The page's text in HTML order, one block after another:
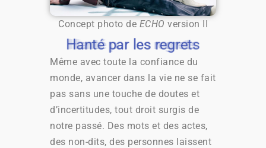
Concept photo de ECHO version II
Hanté par les regrets
Hanté par les regrets
Hanté par les regrets
Hanté par les regrets
Même avec toute la confiance du
monde, avancer dans la vie ne se fait
pas sans une touche de doutes et
d’incertitudes, tout droit surgis de
notre passé. Des mots et des actes,
des non-dits, des personnes laissent